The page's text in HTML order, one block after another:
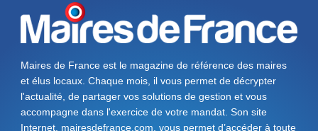
Maires de France est le magazine de référence des maires
et élus locaux. Chaque mois, il vous permet de décrypter
l'actualité, de partager vos solutions de gestion et vous
accompagne dans l'exercice de votre mandat. Son site
Internet, mairesdefrance.com, vous permet d’accéder à toute